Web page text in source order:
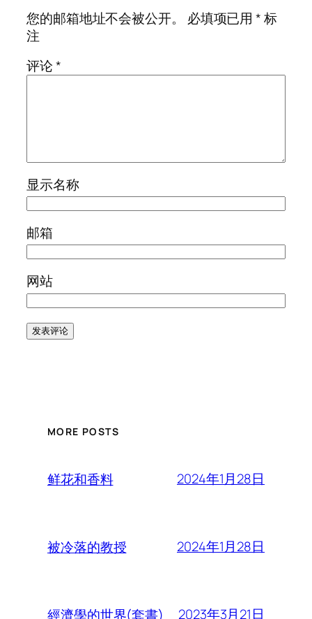
您的邮箱地址不会被公开。
必填项已用*标
注
评论*
显示名称
邮箱
网站
MORE POSTS
鲜花和香料 2024年1月28日
被冷落的教授 2024年1月28日
經濟學的世界(套書) 2023年3月21日